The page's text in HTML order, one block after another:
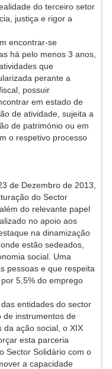
do terceiro setor
justiça e rigor a
encontrar-se
há pelo menos 3 anos,
que
perante a
possuir
em estado de
de atividade, sujeita a
de património ou em
o respetivo processo
de Dezembro de 2013,
do Sector
do relevante papel
no apoio aos
na dinamização
estão sedeados,
social. Uma
pessoas e que respeita
5,5% do emprego
entidades do sector
de instrumentos de
da ação social, o XIX
esta parceria
Sector Solidário com o
a capacidade